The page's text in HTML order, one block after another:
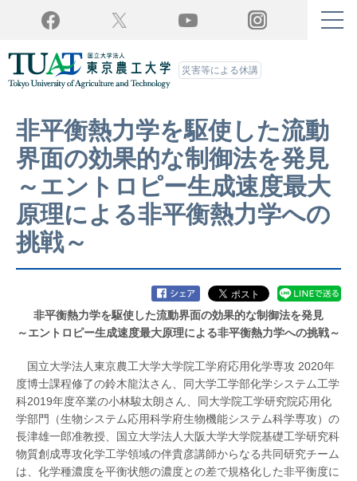
Facebook YouTube Instagram
災害等による休講
非平衡熱力学を駆使した流動
界面の効果的な制御法を発見
～エントロピー生成速度最大
原理による非平衡熱力学への
挑戦～
非平衡熱力学を駆使した流動界面の効果的な制御法を発見
～エントロピー生成速度最大原理による非平衡熱力学への挑戦～
国立大学法人東京農工大学大学院工学府応用化学専攻 2020年
度博士課程修了の鈴木龍汰さん、同大学工学部化学システム工学
科2019年度卒業の小林駿太朗さん、同大学院工学研究院応用化
学部門（生物システム応用科学府生物機能システム科学専攻）の
長津雄一郎准教授、国立大学法人大阪大学大学院基礎工学研究科
物質創成専攻化学工学領域の伴貴彦講師からなる共同研究チーム
は、化学種濃度を平衡状態の濃度との差で規格化した非平衡度に